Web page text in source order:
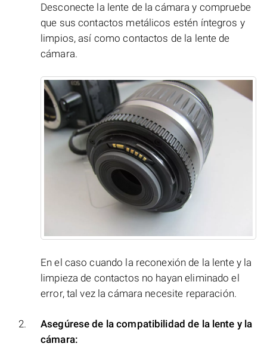
Desconecte la lente de la cámara y compruebe
que sus contactos metálicos estén íntegros y
limpios, así como contactos de la lente de
cámara.
En el caso cuando la reconexión de la lente y la
limpieza de contactos no hayan eliminado el
error, tal vez la cámara necesite reparación.
Asegúrese de la compatibilidad de la lente y la
cámara: